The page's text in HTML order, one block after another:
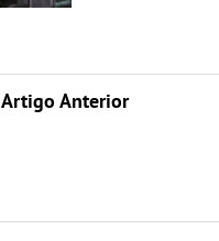
Artigo Anterior